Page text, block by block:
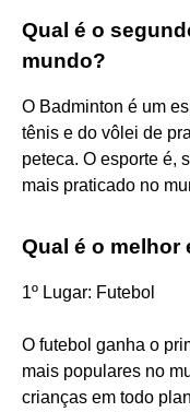
Qual é o
mundo?
O Badminton é um
tênis e do vôlei de
peteca. O esporte é,
mais praticado no
Qual é o melhor
1º Lugar: Futebol
O futebol ganha o
mais populares no
crianças em todo